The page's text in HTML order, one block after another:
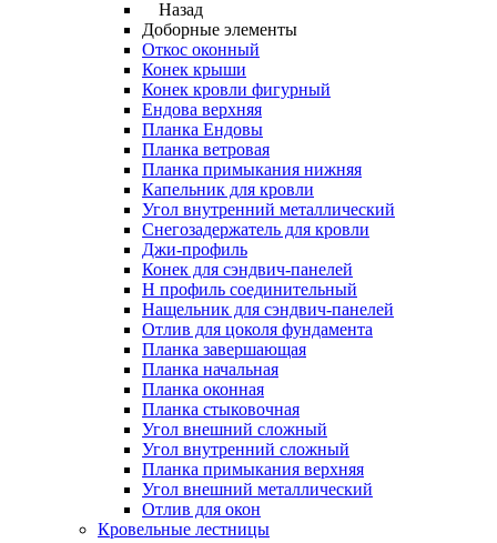
Назад
Доборные элементы
Откос оконный
Конек крыши
Конек кровли фигурный
Ендова верхняя
Планка Ендовы
Планка ветровая
Планка примыкания нижняя
Капельник для кровли
Угол внутренний металлический
Снегозадержатель для кровли
Джи-профиль
Конек для сэндвич-панелей
Н профиль соединительный
Нащельник для сэндвич-панелей
Отлив для цоколя фундамента
Планка завершающая
Планка начальная
Планка оконная
Планка стыковочная
Угол внешний сложный
Угол внутренний сложный
Планка примыкания верхняя
Угол внешний металлический
Отлив для окон
Кровельные лестницы